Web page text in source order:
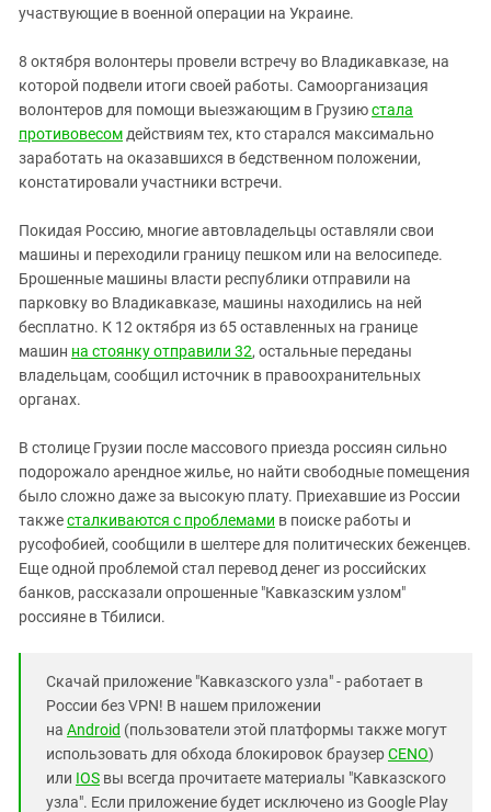
участвующие в военной операции на Украине.
8 октября волонтеры провели встречу во Владикавказе, на
которой подвели итоги своей работы. Самоорганизация
волонтеров для помощи выезжающим в Грузиюстала
противовесом действиям тех, кто старался максимально
заработать на оказавшихся в бедственном положении,
констатировали участники встречи.
Покидая Россию, многие автовладельцы оставляли свои
машины и переходили границу пешком или на велосипеде.
Брошенные машины власти республики отправили на
парковку во Владикавказе, машины находились на ней
бесплатно. К 12 октября из 65 оставленных на границе
машин на стоянку отправили 32, остальные переданы
владельцам, сообщил источник в правоохранительных
органах.
В столице Грузии после массового приезда россиян сильно
подорожало арендное жилье, но найти свободные помещения
было сложно даже за высокую плату. Приехавшие из России
такжесталкиваются с проблемами в поиске работы и
русофобией, сообщили в шелтере для политических беженцев.
Еще одной проблемой стал перевод денег из российских
банков, рассказали опрошенные "Кавказским узлом"
россияне в Тбилиси.
Скачай приложение "Кавказского узла" - работает в
России без VPN! В нашем приложении
на Android (пользователи этой платформы также могут
использовать для обхода блокировок браузерCENO)
или IOS вы всегда прочитаете материалы "Кавказского
узла". Если приложение будет исключено из Google Play